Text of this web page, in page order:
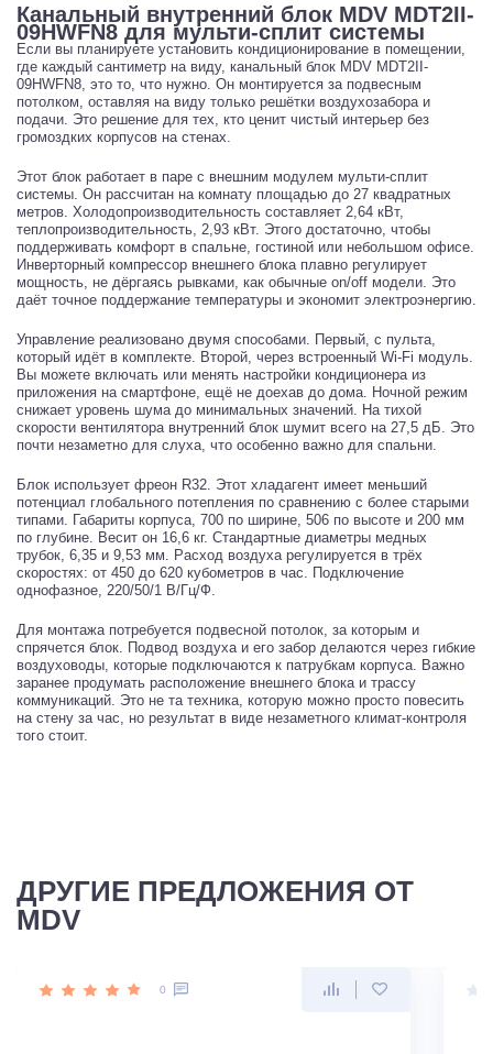
Канальный внутренний блок MDV MDT2II-
09HWFN8 для мульти-сплит системы
Если вы планируете установить кондиционирование в помещении,
где каждый сантиметр на виду, канальный блок MDV MDT2II-
09HWFN8, это то, что нужно. Он монтируется за подвесным
потолком, оставляя на виду только решётки воздухозабора и
подачи. Это решение для тех, кто ценит чистый интерьер без
громоздких корпусов на стенах.
Этот блок работает в паре с внешним модулем мульти-сплит
системы. Он рассчитан на комнату площадью до 27 квадратных
метров. Холодопроизводительность составляет 2,64 кВт,
теплопроизводительность, 2,93 кВт. Этого достаточно, чтобы
поддерживать комфорт в спальне, гостиной или небольшом офисе.
Инверторный компрессор внешнего блока плавно регулирует
мощность, не дёргаясь рывками, как обычные on/off модели. Это
даёт точное поддержание температуры и экономит электроэнергию.
Управление реализовано двумя способами. Первый, с пульта,
который идёт в комплекте. Второй, через встроенный Wi-Fi модуль.
Вы можете включать или менять настройки кондиционера из
приложения на смартфоне, ещё не доехав до дома. Ночной режим
снижает уровень шума до минимальных значений. На тихой
скорости вентилятора внутренний блок шумит всего на 27,5 дБ. Это
почти незаметно для слуха, что особенно важно для спальни.
Блок использует фреон R32. Этот хладагент имеет меньший
потенциал глобального потепления по сравнению с более старыми
типами. Габариты корпуса, 700 по ширине, 506 по высоте и 200 мм
по глубине. Весит он 16,6 кг. Стандартные диаметры медных
трубок, 6,35 и 9,53 мм. Расход воздуха регулируется в трёх
скоростях: от 450 до 620 кубометров в час. Подключение
однофазное, 220/50/1 В/Гц/Ф.
Для монтажа потребуется подвесной потолок, за которым и
спрячется блок. Подвод воздуха и его забор делаются через гибкие
воздуховоды, которые подключаются к патрубкам корпуса. Важно
заранее продумать расположение внешнего блока и трассу
коммуникаций. Это не та техника, которую можно просто повесить
на стену за час, но результат в виде незаметного климат-контроля
того стоит.
ДРУГИЕ ПРЕДЛОЖЕНИЯ ОТ
MDV
0